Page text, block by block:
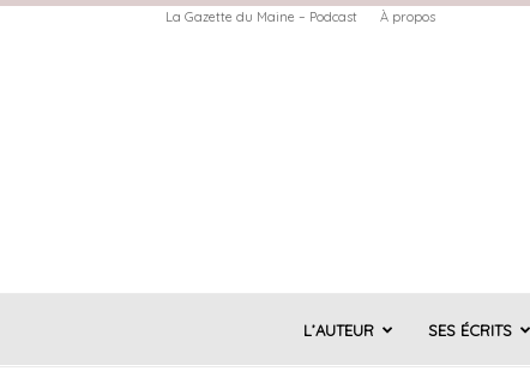
La Gazette du Maine – Podcast À propos
L’AUTEUR SES ÉCRITS